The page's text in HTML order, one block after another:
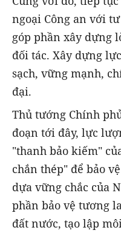
ngoại Công an với
góp phần xây dựng
đối tác. Xây dựng
sạch, vững mạnh,
đại.
Thủ tướng Chính
đoạn tới đây, lực
"thanh bảo kiếm"
chắn thép" để bảo
dựa vững chắc của
phần bảo vệ tương
đất nước, tạo lập